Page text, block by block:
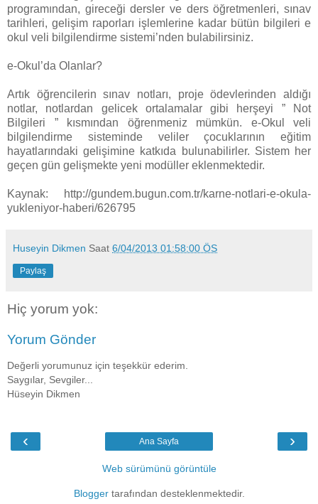
programından, gireceği dersler ve ders öğretmenleri, sınav
tarihleri, gelişim raporları işlemlerine kadar bütün bilgileri e
okul veli bilgilendirme sistemi’nden bulabilirsiniz.
e-Okul’da Olanlar?
Artık öğrencilerin sınav notları, proje ödevlerinden aldığı
notlar, notlardan gelicek ortalamalar gibi herşeyi ” Not
Bilgileri ” kısmından öğrenmeniz mümkün. e-Okul veli
bilgilendirme sisteminde veliler çocuklarının eğitim
hayatlarındaki gelişimine katkıda bulunabilirler. Sistem her
geçen gün gelişmekte yeni modüller eklenmektedir.
Kaynak: http://gundem.bugun.com.tr/karne-notlari-e-okula-
yukleniyor-haberi/626795
Huseyin Dikmen Saat 6/04/2013 01:58:00 ÖS
Paylaş
Hiç yorum yok:
Yorum Gönder
Değerli yorumunuz için teşekkür ederim.
Saygılar, Sevgiler...
Hüseyin Dikmen
‹ ›
Ana Sayfa
Web sürümünü görüntüle
Bloggertarafından desteklenmektedir.